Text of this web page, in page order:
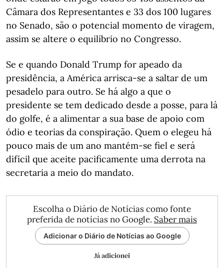
Câmara dos Representantes e 33 dos 100 lugares
no Senado, são o potencial momento de viragem,
assim se altere o equilíbrio no Congresso.
Se e quando Donald Trump for apeado da
presidência, a América arrisca-se a saltar de um
pesadelo para outro. Se há algo a que o
presidente se tem dedicado desde a posse, para lá
do golfe, é a alimentar a sua base de apoio com
ódio e teorias da conspiração. Quem o elegeu há
pouco mais de um ano mantém-se fiel e será
difícil que aceite pacificamente uma derrota na
secretaria a meio do mandato.
Escolha o Diário de Notícias como fonte
preferida de notícias no Google. Saber mais
Adicionar o Diário de Notícias ao Google
Já adicionei